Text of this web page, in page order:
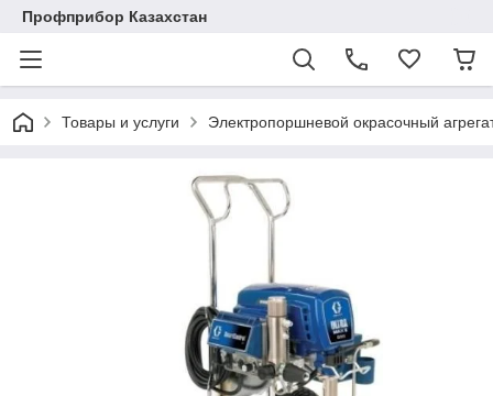
Профприбор Казахстан
Товары и услуги Электропоршневой окрасочный